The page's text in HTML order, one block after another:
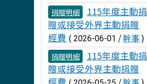
捐贈明細
115年度主動捐
贈或接受外界主動捐贈
經費 ( 2026-06-01 /幹事)
捐贈明細
115年度主動捐
贈或接受外界主動捐贈